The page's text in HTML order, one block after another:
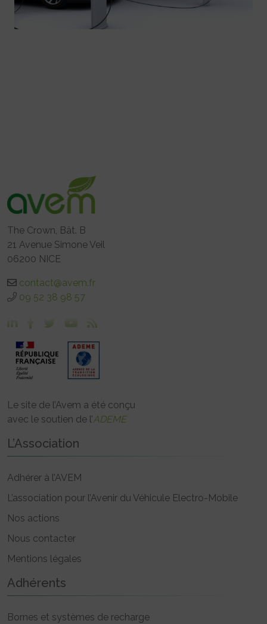
The Crown, Bât. B
21 Avenue Simone Veil
06200 NICE
contact@avem.fr
09 52 38 98 57
Le site de l’Avem a été conçu
avec le soutien de l’ADEME
L’Association
Adhérer à l’AVEM
L’association pour l’Avenir du Véhicule Electro-Mobile
Nos actions
Nous contacter
Mentions légales
Adhérents
Bornes et systèmes de recharge